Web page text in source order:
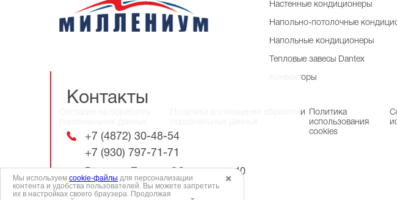
Контакты
+7 (4872) 30-48-54
+7 (930) 797-71-71
Россия, г. Тула. ул. Оборонная, д.40
Настенные кондиционеры
Напольно-потолочные
Напольные кондиционеры
Тепловые завесы Dantex
Конвекторы
Политика в отношении обработки
Политика
использования
cookies
✖️
Мы используем cookie-файлы для персонализации
контента и удобства пользователей. Вы можете запретить
их в настройках своего браузера. Продолжая